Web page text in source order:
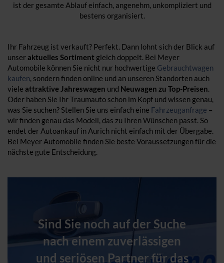
ist der gesamte Ablauf einfach, angenehm, unkompliziert und
bestens organisiert.
Ihr Fahrzeug ist verkauft? Perfekt. Dann lohnt sich der Blick auf
unser aktuelles Sortiment gleich doppelt. Bei Meyer
Automobile können Sie nicht nur hochwertige Gebrauchtwagen
kaufen, sondern finden online und an unseren Standorten auch
viele attraktive Jahreswagen und Neuwagen zu Top-Preisen.
Oder haben Sie Ihr Traumauto schon im Kopf und wissen genau,
was Sie suchen? Stellen Sie uns einfach eine Fahrzeuganfrage –
wir finden genau das Modell, das zu Ihren Wünschen passt. So
endet der Autoankauf in Aurich nicht einfach mit der Übergabe.
Bei Meyer Automobile finden Sie beste Voraussetzungen für die
nächste gute Entscheidung.
Sind Sie noch auf der Suche
nach einem zuverlässigen
und seriösen Partner für das